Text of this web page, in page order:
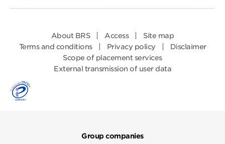
About BRS Access
Site map
Terms and conditions
Privacy policy
Disclaimer
Scope of placement services
External transmission of user data
Group companies